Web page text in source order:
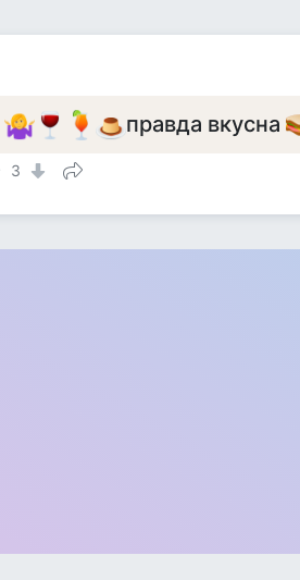
правда вкусна
3